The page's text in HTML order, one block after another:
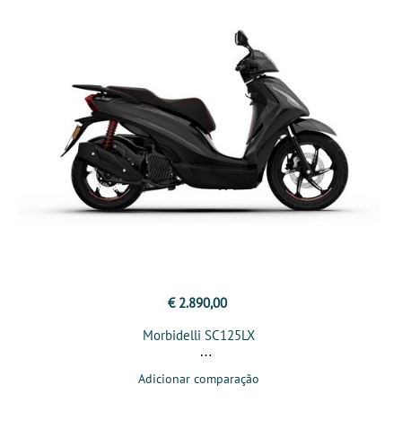
€ 2.890,00
Morbidelli SC125LX
Adicionar comparação